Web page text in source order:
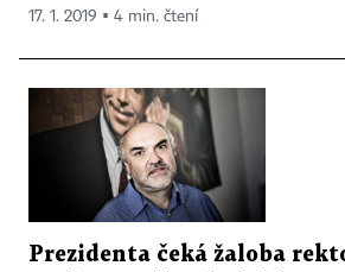
17. 1. 2019 ▪ 4 min. čtení
Prezidenta čeká žaloba